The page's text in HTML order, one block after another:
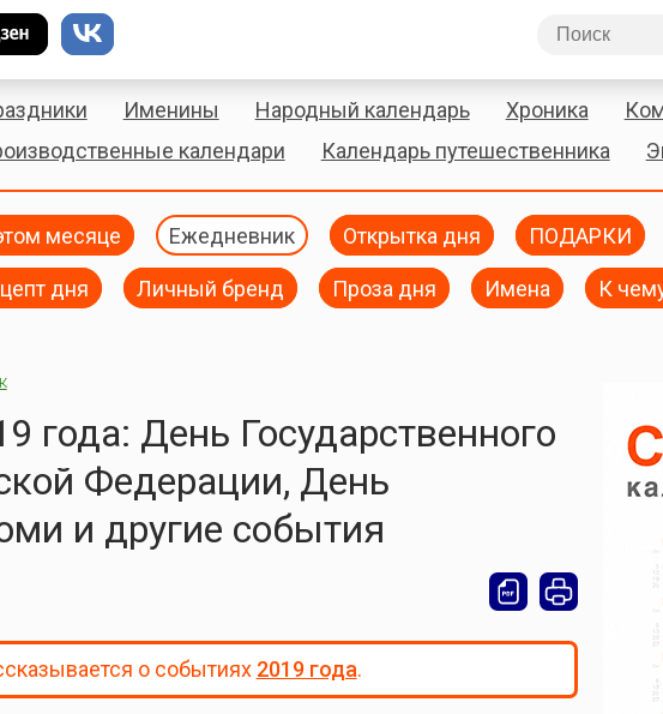
Именины Народный календарь Хроника
календари Календарь путешественника
месяце Ежедневник Открытка дня ПОДАРКИ
дня Личный бренд Проза дня Имена К
года: День Государственного
Федерации, День
и другие события
о событиях 2019 года.